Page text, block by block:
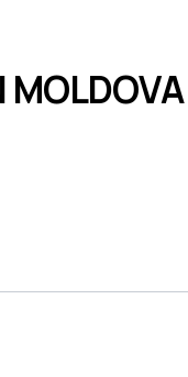
MOLDOVA